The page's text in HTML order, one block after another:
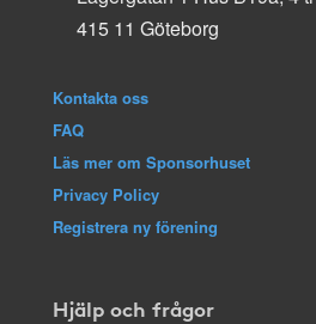
415 11 Göteborg
Kontakta oss
FAQ
Läs mer om Sponsorhuset
Privacy Policy
Registrera ny förening
Hjälp och frågor